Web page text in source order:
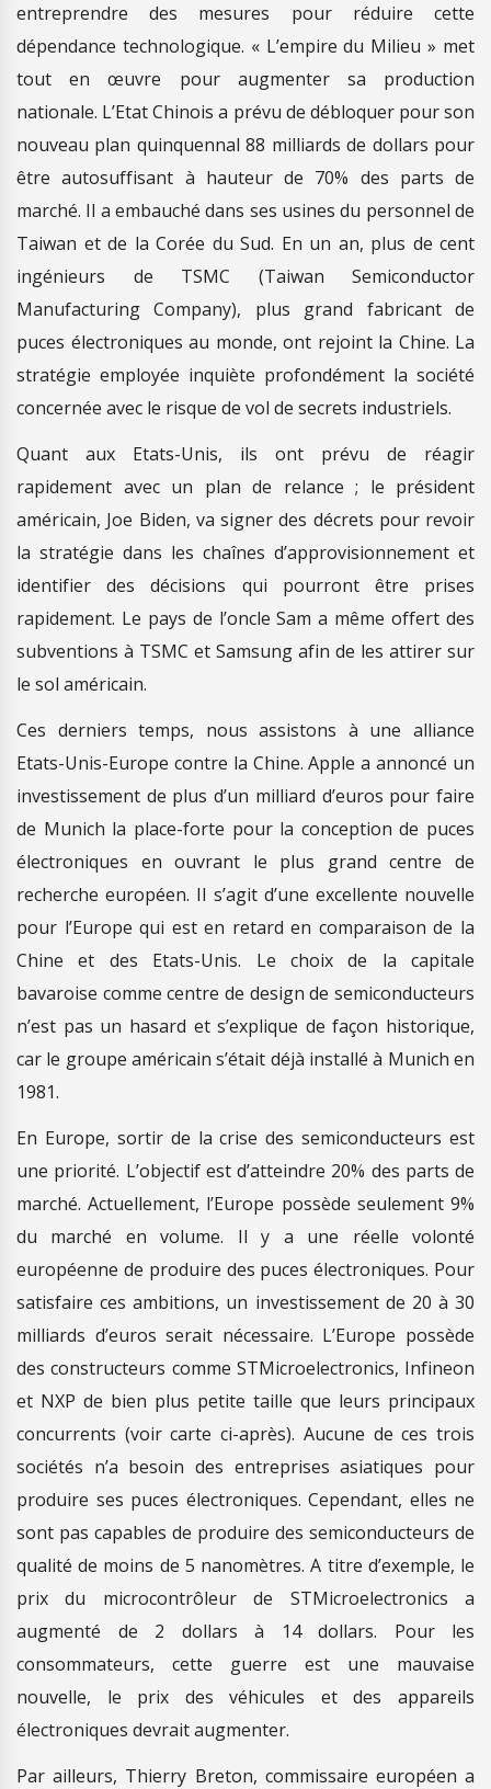
entreprendre des mesures pour réduire cette
dépendance technologique. « L’empire du Milieu » met
tout en œuvre pour augmenter sa production
nationale. L’Etat Chinois a prévu de débloquer pour son
nouveau plan quinquennal 88 milliards de dollars pour
être autosuffisant à hauteur de 70% des parts de
marché. Il a embauché dans ses usines du personnel de
Taiwan et de la Corée du Sud. En un an, plus de cent
ingénieurs de TSMC (Taiwan Semiconductor
Manufacturing Company), plus grand fabricant de
puces électroniques au monde, ont rejoint la Chine. La
stratégie employée inquiète profondément la société
concernée avec le risque de vol de secrets industriels.
Quant aux Etats-Unis, ils ont prévu de réagir
rapidement avec un plan de relance ; le président
américain, Joe Biden, va signer des décrets pour revoir
la stratégie dans les chaînes d’approvisionnement et
identifier des décisions qui pourront être prises
rapidement. Le pays de l’oncle Sam a même offert des
subventions à TSMC et Samsung afin de les attirer sur
le sol américain.
Ces derniers temps, nous assistons à une alliance
Etats-Unis-Europe contre la Chine. Apple a annoncé un
investissement de plus d’un milliard d’euros pour faire
de Munich la place-forte pour la conception de puces
électroniques en ouvrant le plus grand centre de
recherche européen. Il s’agit d’une excellente nouvelle
pour l’Europe qui est en retard en comparaison de la
Chine et des Etats-Unis. Le choix de la capitale
bavaroise comme centre de design de semiconducteurs
n’est pas un hasard et s’explique de façon historique,
car le groupe américain s’était déjà installé à Munich en
1981.
En Europe, sortir de la crise des semiconducteurs est
une priorité. L’objectif est d’atteindre 20% des parts de
marché. Actuellement, l’Europe possède seulement 9%
du marché en volume. Il y a une réelle volonté
européenne de produire des puces électroniques. Pour
satisfaire ces ambitions, un investissement de 20 à 30
milliards d’euros serait nécessaire. L’Europe possède
des constructeurs comme STMicroelectronics, Infineon
et NXP de bien plus petite taille que leurs principaux
concurrents (voir carte ci-après). Aucune de ces trois
sociétés n’a besoin des entreprises asiatiques pour
produire ses puces électroniques. Cependant, elles ne
sont pas capables de produire des semiconducteurs de
qualité de moins de 5 nanomètres. A titre d’exemple, le
prix du microcontrôleur de STMicroelectronics a
augmenté de 2 dollars à 14 dollars. Pour les
consommateurs, cette guerre est une mauvaise
nouvelle, le prix des véhicules et des appareils
électroniques devrait augmenter.
Par ailleurs, Thierry Breton, commissaire européen a